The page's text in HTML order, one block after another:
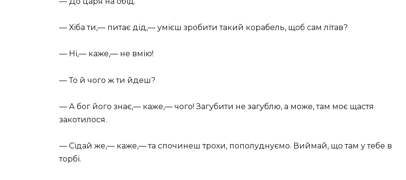
— Хіба ти,— питає дід,— умієш зробити такий корабель, щоб сам літав?
— Ні,— каже,— не вмію!
— То й чого ж ти йдеш?
— А бог його знає,— каже,— чого! Загубити не загублю, а може, там моє щастя
закотилося.
— Сідай же,— каже,— та спочинеш трохи, пополуднуємо. Виймай, що там у тебе в
торбі.